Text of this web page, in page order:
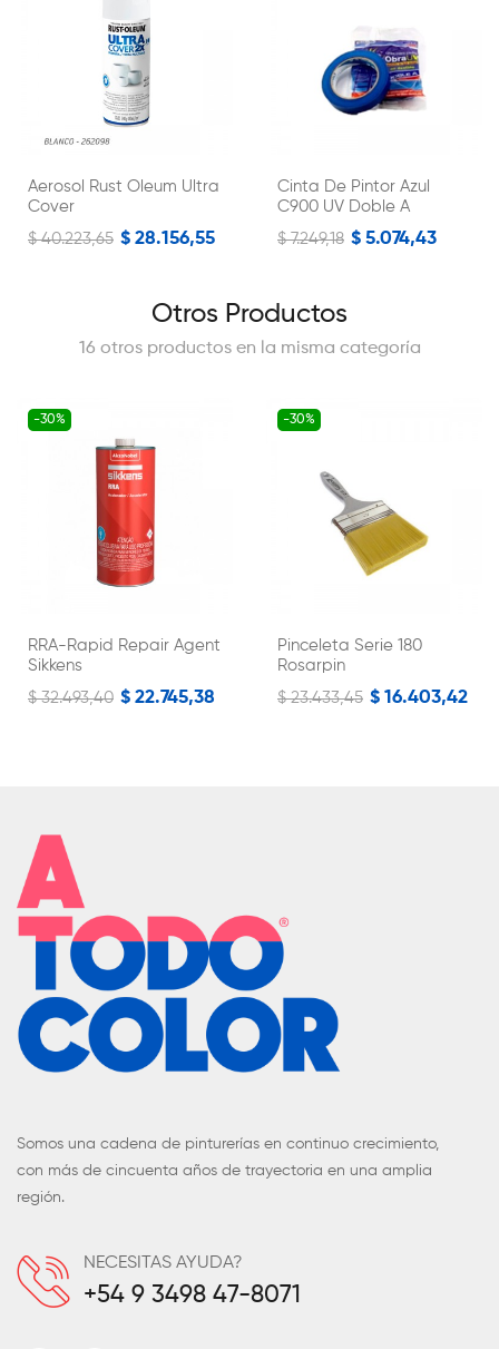
Aerosol Rust Oleum Ultra
Cover
$ 40.223,65 $ 28.156,55
Cinta De Pintor Azul
C900 UV Doble A
$ 7.249,18 $ 5.074,43
Otros Productos
16 otros productos en la misma categoría
-30%
RRA-Rapid Repair Agent
Sikkens
$ 32.493,40 $ 22.745,38
-30%
Pinceleta Serie 180
Rosarpin
$ 23.433,45 $ 16.403,42
Somos una cadena de pinturerías en continuo crecimiento,
con más de cincuenta años de trayectoria en una amplia
región.
NECESITAS AYUDA?
+54 9 3498 47-8071